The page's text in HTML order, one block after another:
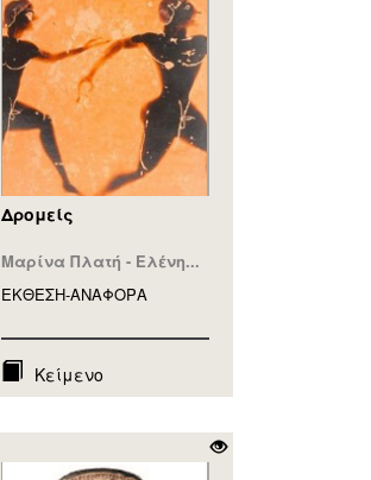
Δρομείς
Μαρίνα Πλατή - Ελένη...
ΕΚΘΕΣΗ-ΑΝΑΦΟΡA
Κείμενο